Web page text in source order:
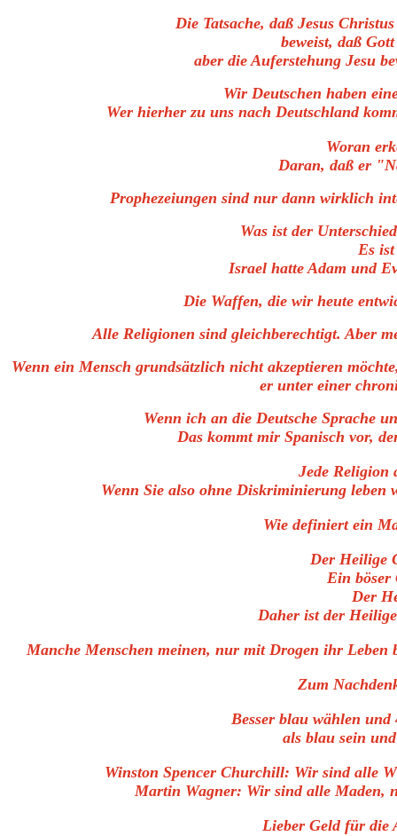
Die Tatsache, daß Jesus
beweist, daß
aber die Auferstehung Jesu
Wir Deutschen haben
Wer hierher zu uns nach Deutschland
Woran
Daran, daß er
Prophezeiungen sind nur dann wirklich
Was ist der
Es
Israel hatte Adam und
Die Waffen, die wir heute
Alle Religionen sind gleichberechtigt. Aber
Wenn ein Mensch grundsätzlich nicht akzeptieren
er unter einer
Wenn ich an die Deutsche Sprache
Das kommt mir Spanisch vor,
Jede
Wenn Sie also ohne Diskriminierung
Wie definiert ein
Der Heilige
Ein böser
Der
Daher ist der
Manche Menschen meinen, nur mit Drogen ihr
Zum
Besser blau wählen
als blau sein
Winston Spencer Churchill: Wir sind alle
Martin Wagner: Wir sind alle Maden,
Lieber Geld für die